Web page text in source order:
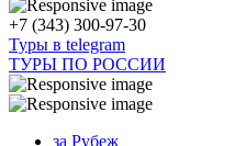
+7 (343) 300-97-30
Туры в telegram
ТУРЫ ПО РОССИИ
за Рубеж